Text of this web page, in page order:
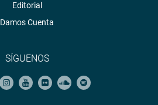
Editorial
Damos Cuenta
SÍGUENOS